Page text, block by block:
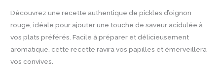
Découvrez une recette authentique de pickles d’oignon
rouge, idéale pour ajouter une touche de saveur acidulée à
vos plats préférés. Facile à préparer et délicieusement
aromatique, cette recette ravira vos papilles et émerveillera
vos convives.